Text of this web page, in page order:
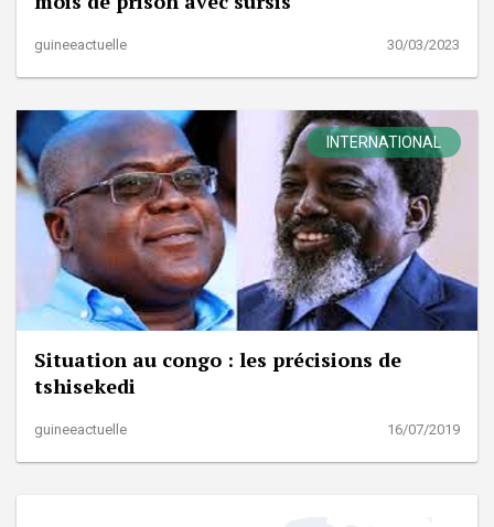
guineeactuelle 30/03/2023
INTERNATIONAL
Situation au congo : les précisions de
tshisekedi
guineeactuelle 16/07/2019